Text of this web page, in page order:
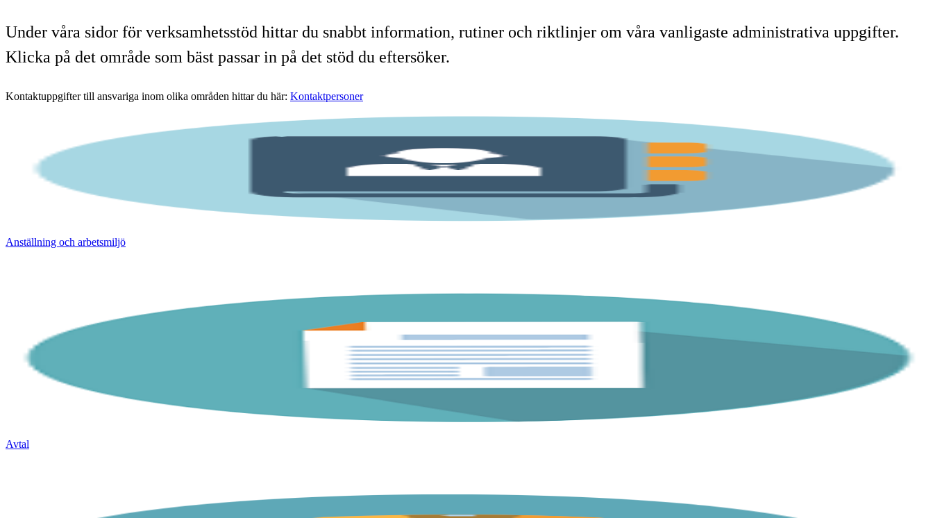
Under våra sidor för verksamhetsstöd hittar du snabbt information, rutiner och riktlinjer om våra vanligaste administrativa uppgifter.
Klicka på det område som bäst passar in på det stöd du eftersöker.
Kontaktuppgifter till ansvariga inom olika områden hittar du här: Kontaktpersoner
Anställning och arbetsmiljö
Avtal